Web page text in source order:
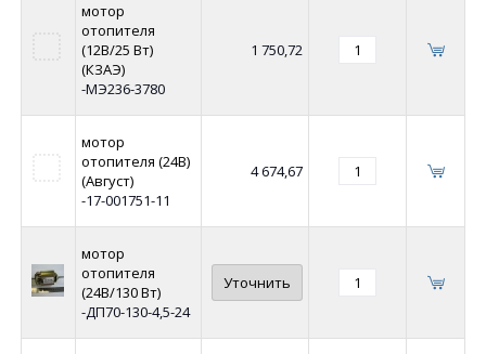
мотор
отопителя
(12В/25 Вт)
(КЗАЭ)
-МЭ236-3780
1 750,72
мотор
отопителя (24В)
(Август)
-17-001751-11
4 674,67
мотор
отопителя
(24В/130 Вт)
-ДП70-130-4,5-24
Уточнить